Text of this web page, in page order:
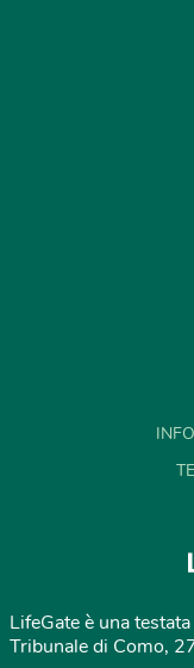
LifeGate è una
Tribunale di Como,